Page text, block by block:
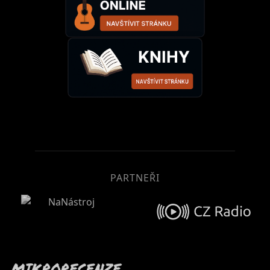
vlieva do nej energiu (pred každým
koncertom). Po koncerte neraz aj nakričí a
strhne honorár, ale sem-tam aj pochváli, ako
prísny, ale starostlivý a láskavý rodič.
Live kapela. Žiaľ, neuspela ani v jednej. V
decembri Barmani vydali dlhoočakávané EP
piesne: Podskalický Ján, Ahmed a Cigánska.
EP pokrstil v klube A4 slávny balkánsky
PARTNEŘI